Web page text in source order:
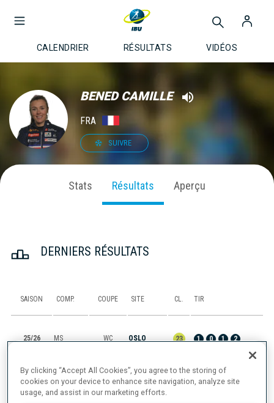
CALENDRIER RÉSULTATS VIDÉOS
BENED CAMILLE
FRA
SUIVRE
Stats Résultats Aperçu
DERNIERS RÉSULTATS
SAISON COMP. COUPE SITE CL. TIR
25/26 MS WC OSLO 23 1 0 1 2
25/26 PU WC OSLO 12 0 0 1
25/26 SP WC OSLO
By clicking “Accept All Cookies”, you agree to the storing of
cookies on your device to enhance site navigation, analyze site
usage, and assist in our marketing efforts.